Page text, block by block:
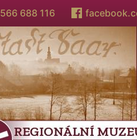
566 688 116